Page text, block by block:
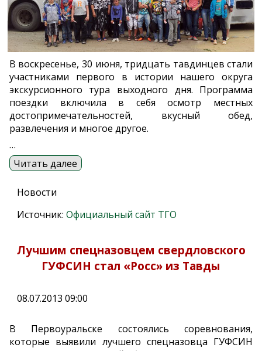
В воскресенье, 30 июня, тридцать тавдинцев стали
участниками первого в истории нашего округа
экскурсионного тура выходного дня. Программа
поездки включила в себя осмотр местных
достопримечательностей, вкусный обед,
развлечения и многое другое.
…
Читать далее
Новости
Источник: Официальный сайт ТГО
Лучшим спецназовцем свердловского
ГУФСИН стал «Росс» из Тавды
08.07.2013 09:00
В Первоуральске состоялись соревнования,
которые выявили лучшего спецназовца ГУФСИН